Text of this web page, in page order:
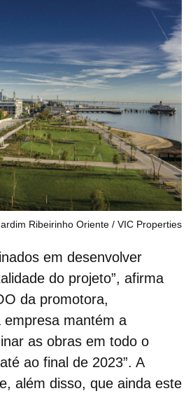
Ribeirinho Oriente VIC Properties
em desenvolver
do projeto”, afirma
da promotora,
empresa mantém a
as obras em todo o
ao final de 2023”. A
além disso, que ainda este